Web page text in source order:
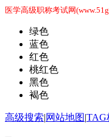
医学高级职称考试网
绿色
蓝色
红色
桃红色
黑色
褐色
高级搜索|网站地图|TAG